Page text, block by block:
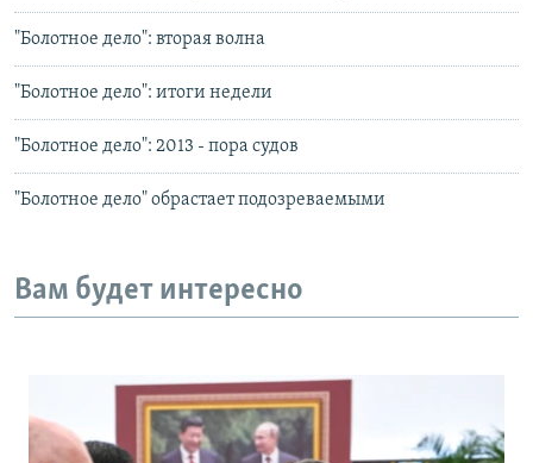
"Болотное дело": вторая волна
"Болотное дело": итоги недели
"Болотное дело": 2013 - пора судов
"Болотное дело" обрастает подозреваемыми
Вам будет интересно